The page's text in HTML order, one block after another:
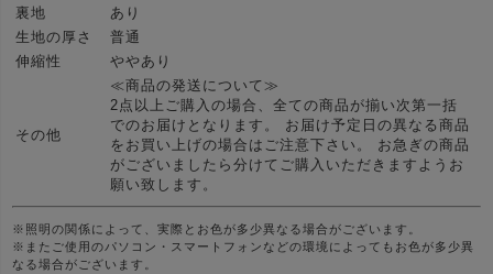
裏地
あり
生地の厚さ
普通
伸縮性
ややあり
その他
≪商品の発送について≫
2点以上ご購入の場合、全ての商品が揃い次第一括
でのお届けとなります。 お届け予定日の異なる商品
をお買い上げの場合はご注意下さい。 お急ぎの商品
がございましたら分けてご購入いただきますようお
願い致します。
※照明の関係によって、実際とお色が多少異なる場合がございます。
※またご使用のパソコン・スマートフォンなどの環境によってもお色が多少異
なる場合がございます。